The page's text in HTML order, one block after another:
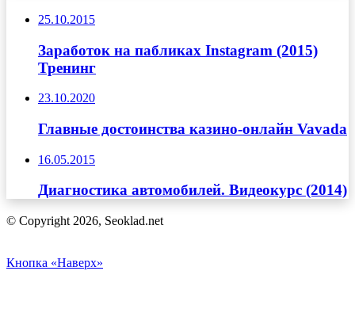
25.10.2015
Заработок на пабликах Instagram (2015)
Тренинг
23.10.2020
Главные достоинства казино-онлайн Vavada
16.05.2015
Диагностика автомобилей. Видеокурс (2014)
© Copyright 2026, Seoklad.net
Кнопка «Наверх»